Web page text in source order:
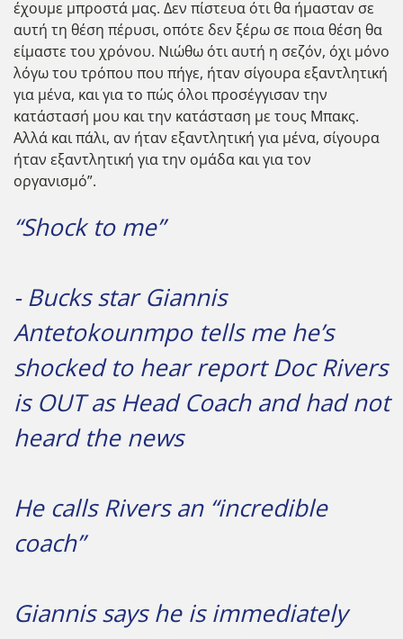
έχουμε μπροστά μας. Δεν πίστευα ότι θα ήμασταν σε
αυτή τη θέση πέρυσι, οπότε δεν ξέρω σε ποια θέση θα
είμαστε του χρόνου. Νιώθω ότι αυτή η σεζόν, όχι μόνο
λόγω του τρόπου που πήγε, ήταν σίγουρα εξαντλητική
για μένα, και για το πώς όλοι προσέγγισαν την
κατάστασή μου και την κατάσταση με τους Μπακς.
Αλλά και πάλι, αν ήταν εξαντλητική για μένα, σίγουρα
ήταν εξαντλητική για την ομάδα και για τον
οργανισμό”.
“Shock to me”
- Bucks star Giannis
Antetokounmpo tells me he’s
shocked to hear report Doc Rivers
is OUT as Head Coach and had not
heard the news
He calls Rivers an “incredible
coach”
Giannis says he is immediately